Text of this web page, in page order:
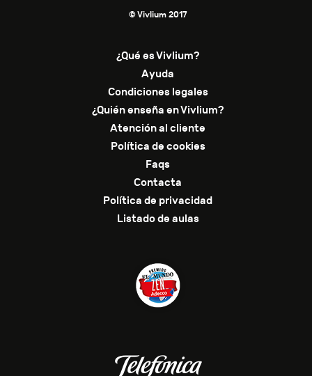
© Vivlium 2017
¿Qué es Vivlium?
Ayuda
Condiciones legales
¿Quién enseña en Vivlium?
Atención al cliente
Política de cookies
Faqs
Contacta
Política de privacidad
Listado de aulas